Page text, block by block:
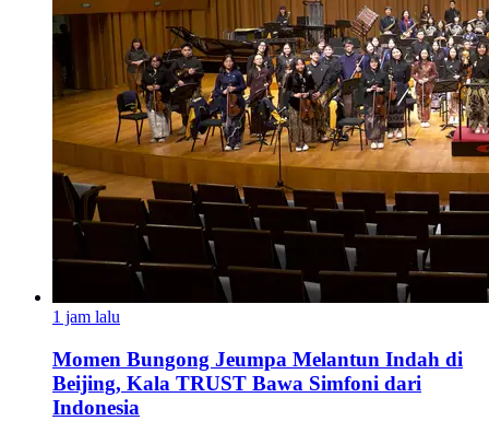
1 jam lalu
Momen Bungong Jeumpa Melantun Indah di
Beijing, Kala TRUST Bawa Simfoni dari
Indonesia